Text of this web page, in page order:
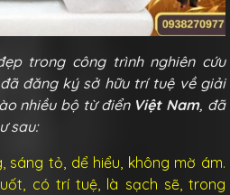
trong công trình nghiên cứu
đăng ký sở hữu trí tuệ về giải
nhiều bộ từ điển Việt Nam, đã
sau:
sáng tỏ, dể hiểu, không mờ ám.
có trí tuệ, là sạch sẽ, trong